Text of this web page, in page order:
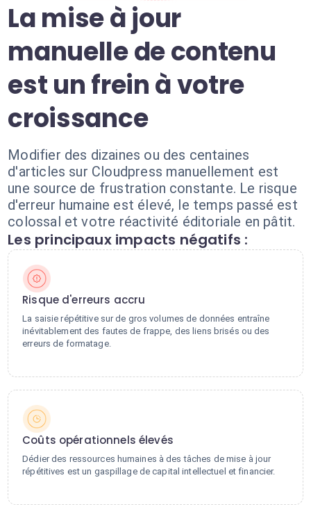
La mise à jour
manuelle de contenu
est un frein à votre
croissance
Modifier des dizaines ou des centaines
d'articles sur Cloudpress manuellement est
une source de frustration constante. Le risque
d'erreur humaine est élevé, le temps passé est
colossal et votre réactivité éditoriale en pâtit.
Les principaux impacts négatifs :
Risque d'erreurs accru
La saisie répétitive sur de gros volumes de données entraîne
inévitablement des fautes de frappe, des liens brisés ou des
erreurs de formatage.
Coûts opérationnels élevés
Dédier des ressources humaines à des tâches de mise à jour
répétitives est un gaspillage de capital intellectuel et financier.